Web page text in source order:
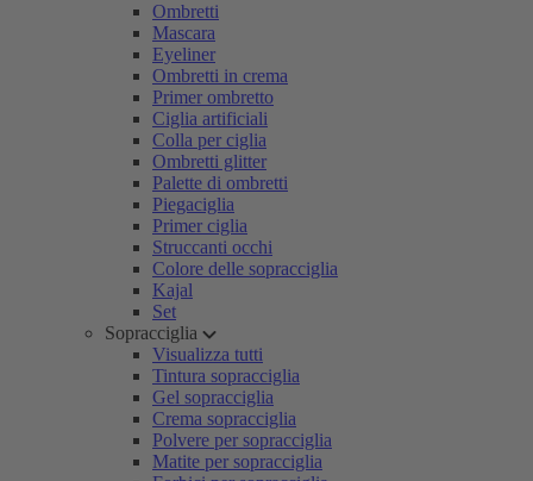
Ombretti
Mascara
Eyeliner
Ombretti in crema
Primer ombretto
Ciglia artificiali
Colla per ciglia
Ombretti glitter
Palette di ombretti
Piegaciglia
Primer ciglia
Struccanti occhi
Colore delle sopracciglia
Kajal
Set
Sopracciglia
Visualizza tutti
Tintura sopracciglia
Gel sopracciglia
Crema sopracciglia
Polvere per sopracciglia
Matite per sopracciglia